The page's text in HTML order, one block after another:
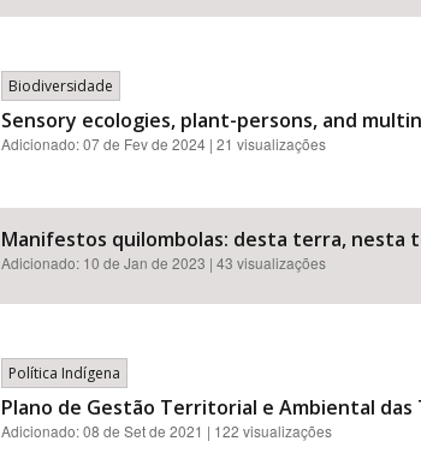
Biodiversidade
Sensory ecologies, plant-persons, and
Adicionado:07 de Fev de 2024 | 21 visualizações
Manifestos quilombolas: desta terra, nesta
Adicionado: 10 de Jan de 2023 | 43 visualizações
Política Indígena
Plano de Gestão Territorial e Ambiental das
Adicionado:08 de Set de 2021 | 122 visualizações